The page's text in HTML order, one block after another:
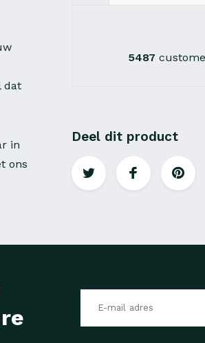
dat
in
ons
5487
Deel dit product